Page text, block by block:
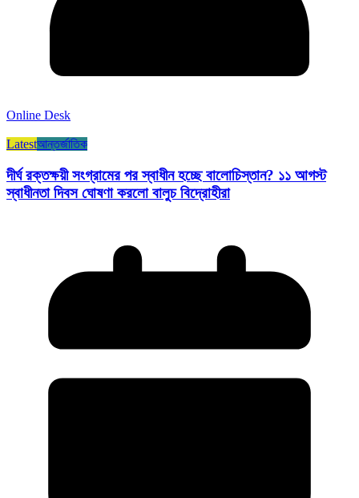
Online Desk
Latestআন্তর্জাতিক
দীর্ঘ রক্তক্ষয়ী সংগ্রামের পর স্বাধীন হচ্ছে বালোচিস্তান? ১১ আগস্ট
স্বাধীনতা দিবস ঘোষণা করলো বালুচ বিদ্রোহীরা